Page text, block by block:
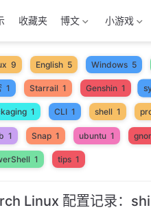
收藏夹 博文 小游戏
9 English 5 Windows 5
1 Starrail 1 Genshin 1
1 CLI 1 shell 1
1 Snap 1 ubuntu 1
1 tips 1
Linux 配置记录：